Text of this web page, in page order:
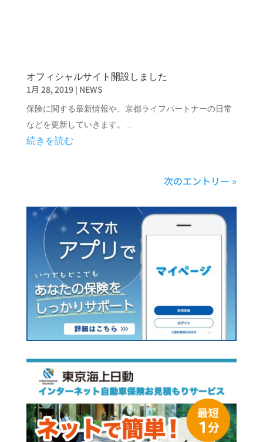
オフィシャルサイト開設しました
1月 28, 2019| NEWS
保険に関する最新情報や、京都ライフパートナーの日常
などを更新していきます。...
続きを読む
次のエントリー »